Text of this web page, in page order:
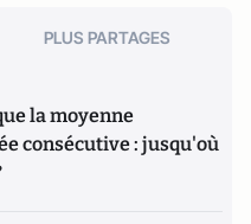
PLUS PARTAGES
la moyenne
consécutive : jusqu'où